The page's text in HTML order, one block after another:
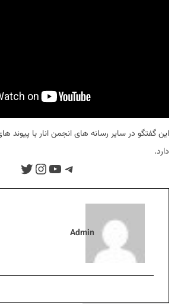
این گفتگو در سایر رسانه های انجمن انار با پیوند
دارد.
تلگرام
یوتیوب
اینستاگرم
توییتر
Admin